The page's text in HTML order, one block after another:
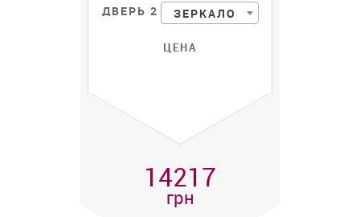
ДВЕРЬ 2 ЗЕРКАЛО
ЦЕНА
14217
грн